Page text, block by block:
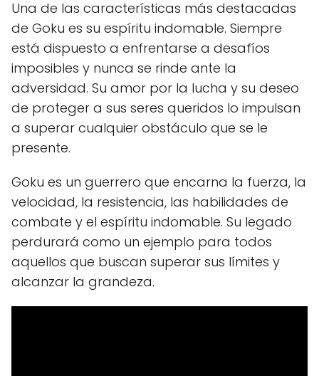
Una de las características más destacadas
de Goku es su espíritu indomable. Siempre
está dispuesto a enfrentarse a desafíos
imposibles y nunca se rinde ante la
adversidad. Su amor por la lucha y su deseo
de proteger a sus seres queridos lo impulsan
a superar cualquier obstáculo que se le
presente.
Goku es un guerrero que encarna la fuerza, la
velocidad, la resistencia, las habilidades de
combate y el espíritu indomable. Su legado
perdurará como un ejemplo para todos
aquellos que buscan superar sus límites y
alcanzar la grandeza.